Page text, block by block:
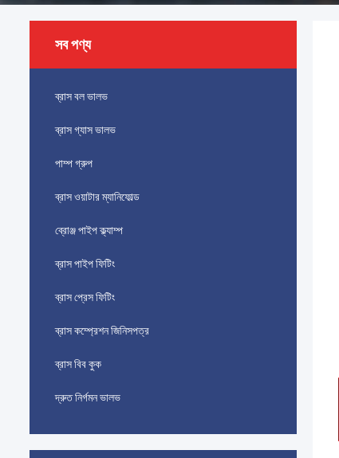
সব পণ্য
ব্রাস বল ভালভ
ব্রাস গ্যাস ভালভ
পাম্প গ্রুপ
ব্রাস ওয়াটার ম্যানিফোল্ড
ব্রোঞ্জ পাইপ ক্ল্যাম্প
ব্রাস পাইপ ফিটিং
ব্রাস প্রেস ফিটিং
ব্রাস কম্প্রেশন জিনিসপত্র
ব্রাস বিব কুক
দ্রুত নির্গমন ভালভ